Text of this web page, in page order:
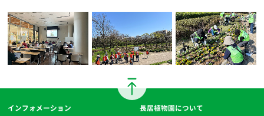
インフォメーション
長居植物園について